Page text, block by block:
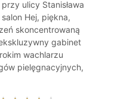
ulicy Stanisława
Hej, piękna,
skoncentrowaną
gabinet
wachlarzu
pielęgnacyjnych,